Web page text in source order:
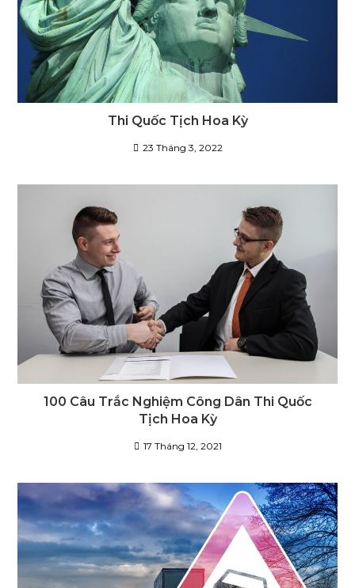
Thi Quốc Tịch Hoa Kỳ
23 Tháng 3, 2022
100 Câu Trắc Nghiệm Công Dân Thi Quốc
Tịch Hoa Kỳ
17 Tháng 12, 2021